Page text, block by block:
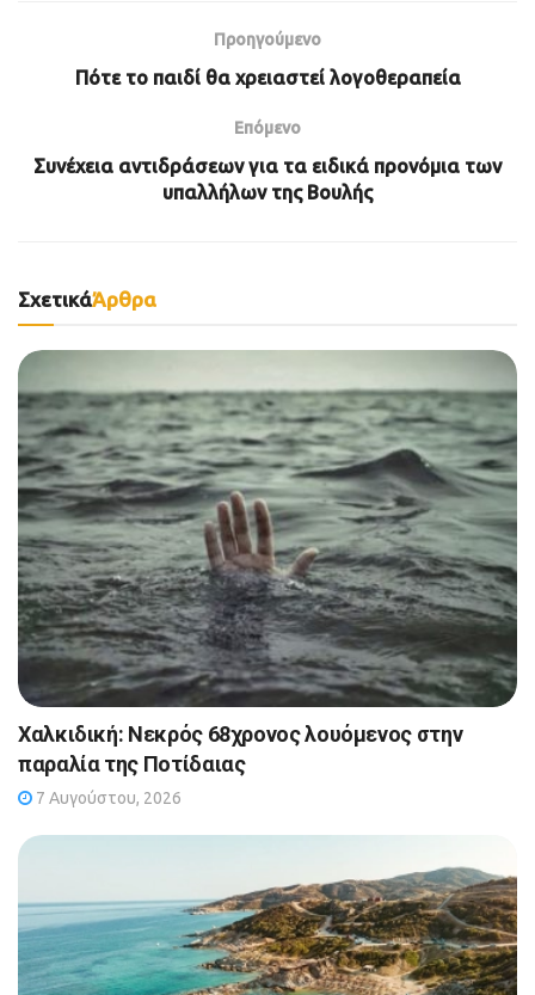
Προηγούμενο
Πότε το παιδί θα χρειαστεί λογοθεραπεία
Επόμενο
Συνέχεια αντιδράσεων για τα ειδικά προνόμια των
υπαλλήλων της Βουλής
ΣχετικάΆρθρα
Χαλκιδική: Νεκρός 68χρονος λουόμενος στην
παραλία της Ποτίδαιας
7 Αυγούστου, 2026